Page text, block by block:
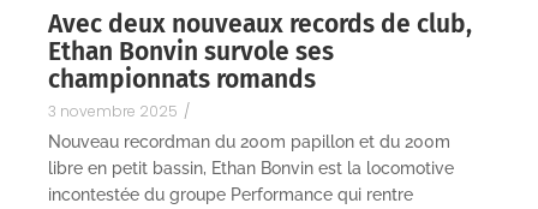
Avec deux nouveaux records de club,
Ethan Bonvin survole ses
championnats romands
3 novembre 2025 /
Nouveau recordman du 200m papillon et du 200m
libre en petit bassin, Ethan Bonvin est la locomotive
incontestée du groupe Performance qui rentre